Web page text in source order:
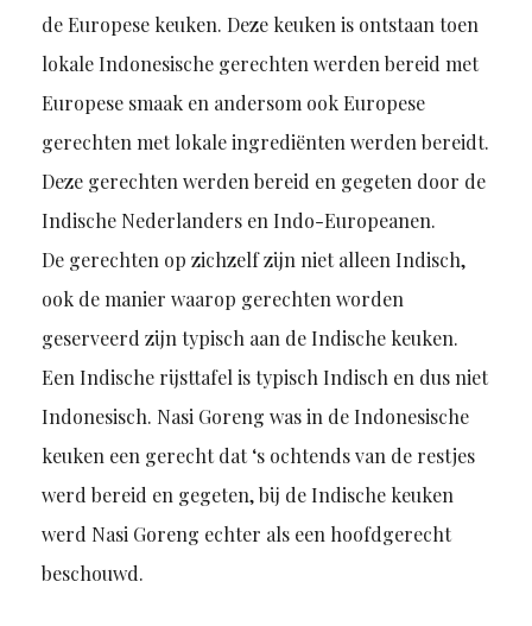
de Europese keuken. Deze keuken is ontstaan toen
lokale Indonesische gerechten werden bereid met
Europese smaak en andersom ook Europese
gerechten met lokale ingrediënten werden bereidt.
Deze gerechten werden bereid en gegeten door de
Indische Nederlanders en Indo-Europeanen.
De gerechten op zichzelf zijn niet alleen Indisch,
ook de manier waarop gerechten worden
geserveerd zijn typisch aan de Indische keuken.
Een Indische rijsttafel is typisch Indisch en dus niet
Indonesisch. Nasi Goreng was in de Indonesische
keuken een gerecht dat ‘s ochtends van de restjes
werd bereid en gegeten, bij de Indische keuken
werd Nasi Goreng echter als een hoofdgerecht
beschouwd.